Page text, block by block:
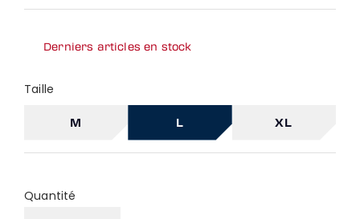
Derniers articles en stock
Taille
M L XL
Quantité